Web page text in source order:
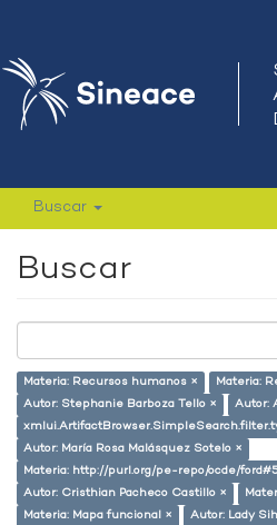
Buscar
Buscar
Materia: Recursos humanos ×
Materia:
Autor: Stephanie Barboza Tello ×
Autor:
Autor: María Rosa Malásquez Sotelo ×
Materia: http://purl.org/pe-repo/ocde/
Autor: Cristhian Pacheco Castillo ×
Materia: Mapa funcional ×
Autor: Lady